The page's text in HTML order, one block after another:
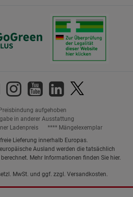
aufgehoben
in anderer Ausstattung
Ladenpreis
**** Mängelexemplar
Lieferung innerhalb Europas.
Ausland werden die tatsächlich
Mehr Informationen finden Sie hier.
MwSt. und ggf. zzgl. Versandkosten.